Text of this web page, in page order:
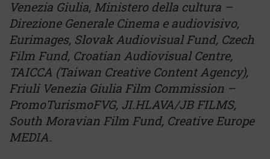
Venezia Giulia, Ministero della cultura –
Direzione Generale Cinema e audiovisivo,
Eurimages, Slovak Audiovisual Fund, Czech
Film Fund, Croatian Audiovisual Centre,
TAICCA (Taiwan Creative Content Agency),
Friuli Venezia Giulia Film Commission –
PromoTurismoFVG, JI.HLAVA/JB FILMS,
South Moravian Film Fund, Creative Europe
MEDIA.